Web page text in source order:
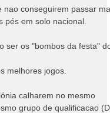
nao conseguirem passar
pés em solo nacional.
ser os "bombos da festa"
melhores jogos.
calharem no mesmo
grupo de qualificacao